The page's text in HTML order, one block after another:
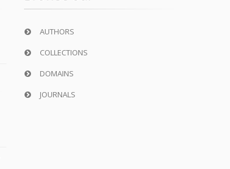
AUTHORS
COLLECTIONS
DOMAINS
JOURNALS